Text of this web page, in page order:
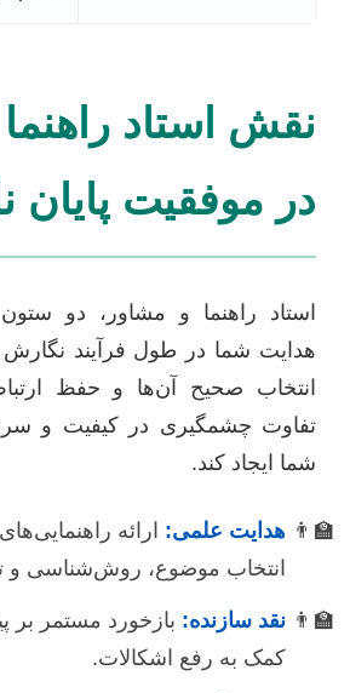
نقش استاد
در موفقیت پایان
استاد راهنما و مشاور، دو
هدایت شما در طول فرآیند نگارش
انتخاب صحیح آن‌ها و حفظ
تفاوت چشمگیری در کیفیت و
شما ایجاد کند.
هدایت علمی: ارائه
انتخاب موضوع، روش‌شناسی و
نقد سازنده: بازخورد مستمر بر
کمک به رفع اشکالات.